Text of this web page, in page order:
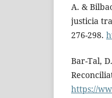
A. &
justicia
276-298.
Bar-Tal,
https://